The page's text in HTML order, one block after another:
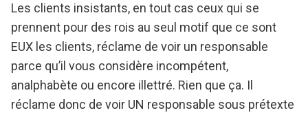
Les clients insistants, en tout cas ceux qui se
prennent pour des rois au seul motif que ce sont
EUX les clients, réclame de voir un responsable
parce qu’il vous considère incompétent,
analphabète ou encore illettré. Rien que ça. Il
réclame donc de voir UN responsable sous prétexte